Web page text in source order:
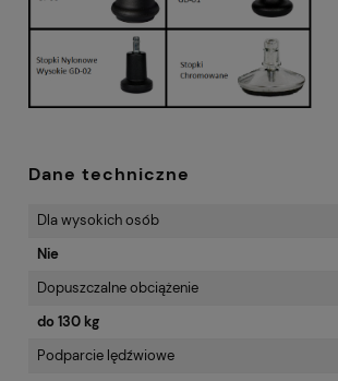
Dane techniczne
Dla wysokich osób
Nie
Dopuszczalne obciążenie
do 130 kg
Podparcie lędźwiowe